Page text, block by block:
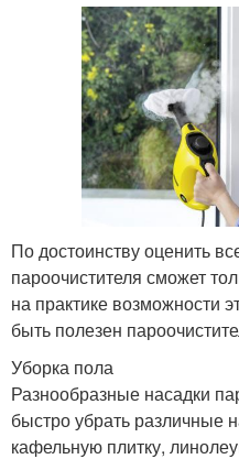
По достоинству оценить
пароочистителя сможет
на практике возможности
быть полезен
Уборка пола
Разнообразные насадки
быстро убрать различные
кафельную плитку,